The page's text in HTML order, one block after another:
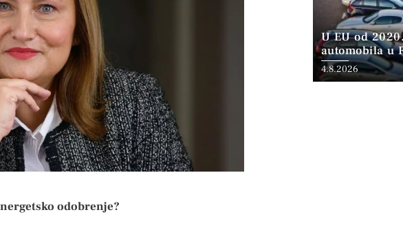
odobrenje?
U EU od
automobila u
4.8.2026